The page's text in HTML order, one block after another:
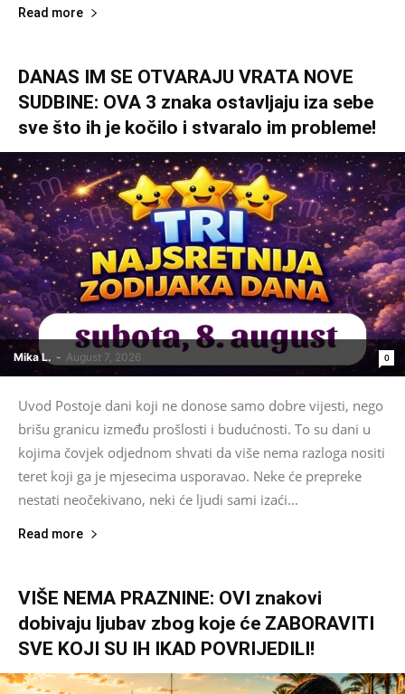
Read more
DANAS IM SE OTVARAJU VRATA NOVE
SUDBINE: OVA 3 znaka ostavljaju iza sebe
sve što ih je kočilo i stvaralo im probleme!
Mika L. - August 7, 2026 0
Uvod Postoje dani koji ne donose samo dobre vijesti, nego
brišu granicu između prošlosti i budućnosti. To su dani u
kojima čovjek odjednom shvati da više nema razloga nositi
teret koji ga je mjesecima usporavao. Neke će prepreke
nestati neočekivano, neki će ljudi sami izaći...
Read more
VIŠE NEMA PRAZNINE: OVI znakovi
dobivaju ljubav zbog koje će ZABORAVITI
SVE KOJI SU IH IKAD POVRIJEDILI!